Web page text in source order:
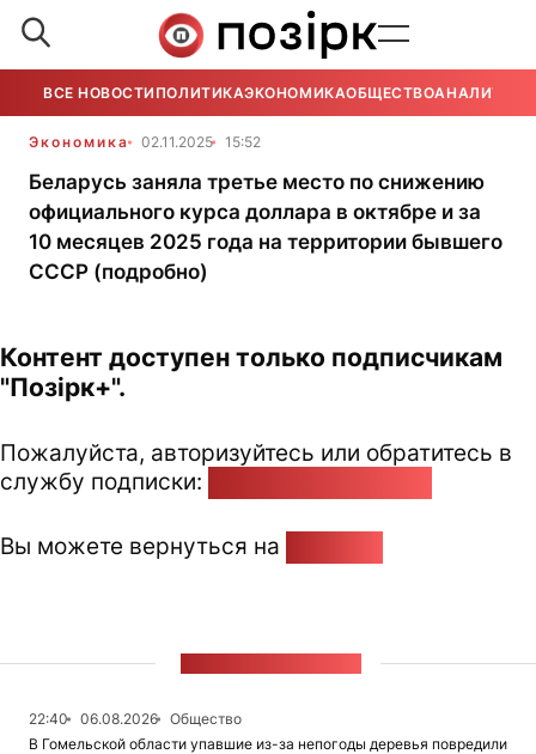
ВСЕ НОВОСТИ ПОЛИТИКАЭКОНОМИКАОБЩЕСТВОАНАЛИТИКА
Экономика 02.11.2025 15:52
Беларусь заняла третье место по снижению
официального курса доллара в октябре и за
10 месяцев 2025 года на территории бывшего
СССР (подробно)
Контент доступен только подписчикам
"Позірк+".
Пожалуйста, авторизуйтесь или обратитесь в
службу подписки:
Вы можете вернуться на
22:40 06.08.2026
Общество
В Гомельской области упавшие из-за непогоды деревья повредили